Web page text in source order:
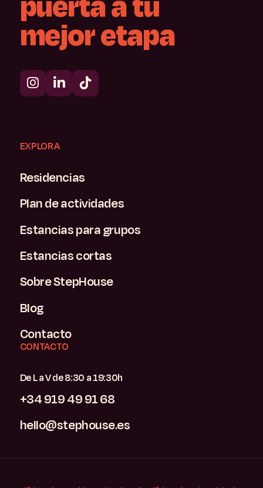
mejoretapa
EXPLORA
Residencias
Plan de actividades
Estancias para grupos
Estancias cortas
Sobre StepHouse
Blog
Contacto
CONTACTO
De L a V de 8:30 a 19:30h
+34 919 49 91 68
hello@stephouse.es